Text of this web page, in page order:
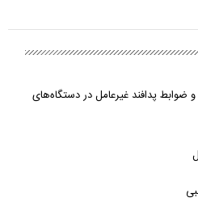
و ضوابط پدافند غیرعامل در دستگاه‌های